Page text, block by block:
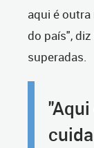
aqui é
do país",
superadas.